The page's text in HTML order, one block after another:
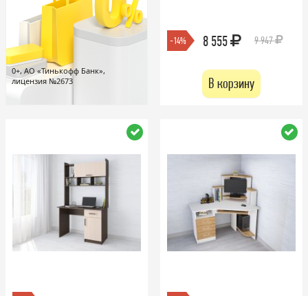
0+, АО «Тинькофф Банк»,
лицензия №2673
-14% 8 555 9 947
В корзину